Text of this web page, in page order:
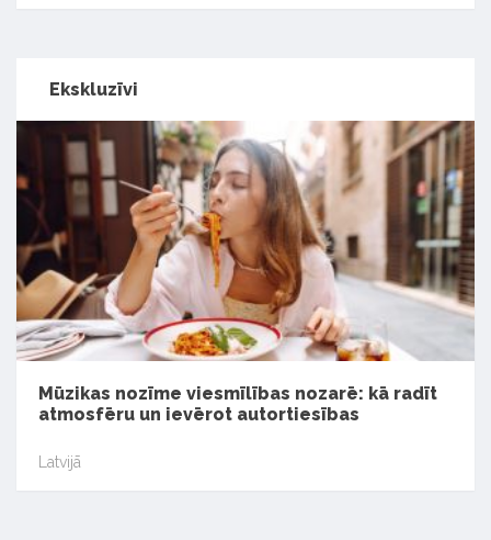
Ekskluzīvi
Mūzikas nozīme viesmīlības nozarē: kā radīt
atmosfēru un ievērot autortiesības
Latvijā